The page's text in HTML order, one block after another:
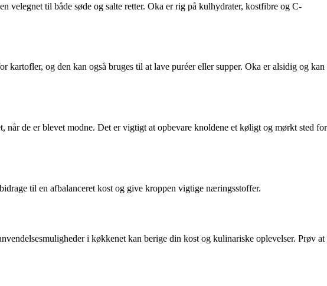
til både søde og salte retter. Oka er rig på kulhydrater, kostfibre og C-
kartofler, og den kan også bruges til at lave puréer eller supper. Oka er alsidig og kan
når de er blevet modne. Det er vigtigt at opbevare knoldene et køligt og mørkt sted for
til en afbalanceret kost og give kroppen vigtige næringsstoffer.
i køkkenet kan berige din kost og kulinariske oplevelser. Prøv at